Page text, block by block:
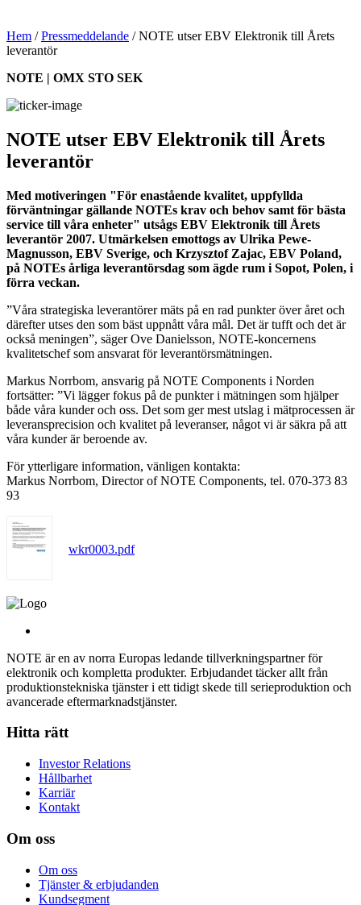
Hem /Pressmeddelande /NOTE utser EBV Elektronik till Årets
leverantör
NOTE | OMX STO SEK
NOTE utser EBV Elektronik till Årets
leverantör
Med motiveringen "För enastående kvalitet, uppfyllda
förväntningar gällande NOTEs krav och behov samt för bästa
service till våra enheter" utsågs EBV Elektronik till Årets
leverantör 2007. Utmärkelsen emottogs av Ulrika Pewe-
Magnusson, EBV Sverige, och Krzysztof Zajac, EBV Poland,
på NOTEs årliga leverantörsdag som ägde rum i Sopot, Polen, i
förra veckan.
”Våra strategiska leverantörer mäts på en rad punkter över året och
därefter utses den som bäst uppnått våra mål. Det är tufft och det är
också meningen”, säger Ove Danielsson, NOTE-koncernens
kvalitetschef som ansvarat för leverantörsmätningen.
Markus Norrbom, ansvarig på NOTE Components i Norden
fortsätter: ”Vi lägger fokus på de punkter i mätningen som hjälper
både våra kunder och oss. Det som ger mest utslag i mätprocessen är
leveransprecision och kvalitet på leveranser, något vi är säkra på att
våra kunder är beroende av.
För ytterligare information, vänligen kontakta:
Markus Norrbom, Director of NOTE Components, tel. 070-373 83
93
wkr0003.pdf
NOTE är en av norra Europas ledande tillverkningspartner för
elektronik och kompletta produkter. Erbjudandet täcker allt från
produktionstekniska tjänster i ett tidigt skede till serieproduktion och
avancerade eftermarknadstjänster.
Hitta rätt
Investor Relations
Hållbarhet
Karriär
Kontakt
Om oss
Om oss
Tjänster & erbjudanden
Kundsegment